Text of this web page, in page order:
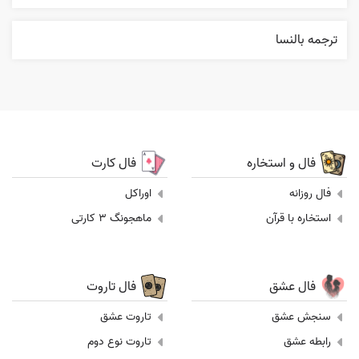
ترجمه بالنسا
فال و استخاره
فال روزانه
استخاره با قرآن
فال کارت
اوراکل
ماهجونگ 3 کارتی
فال عشق
سنجش عشق
رابطه عشق
فال تاروت
تاروت عشق
تاروت نوع دوم